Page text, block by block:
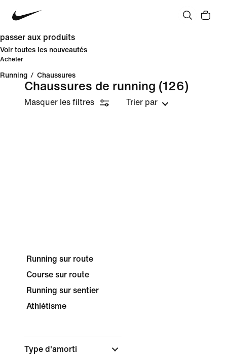
passer aux produits
Voir toutes les nouveautés
Acheter
Running / Chaussures
Chaussures de running (126)
Masquer les filtres Trier par
Running sur route
Course sur route
Running sur sentier
Athlétisme
Type d'amorti